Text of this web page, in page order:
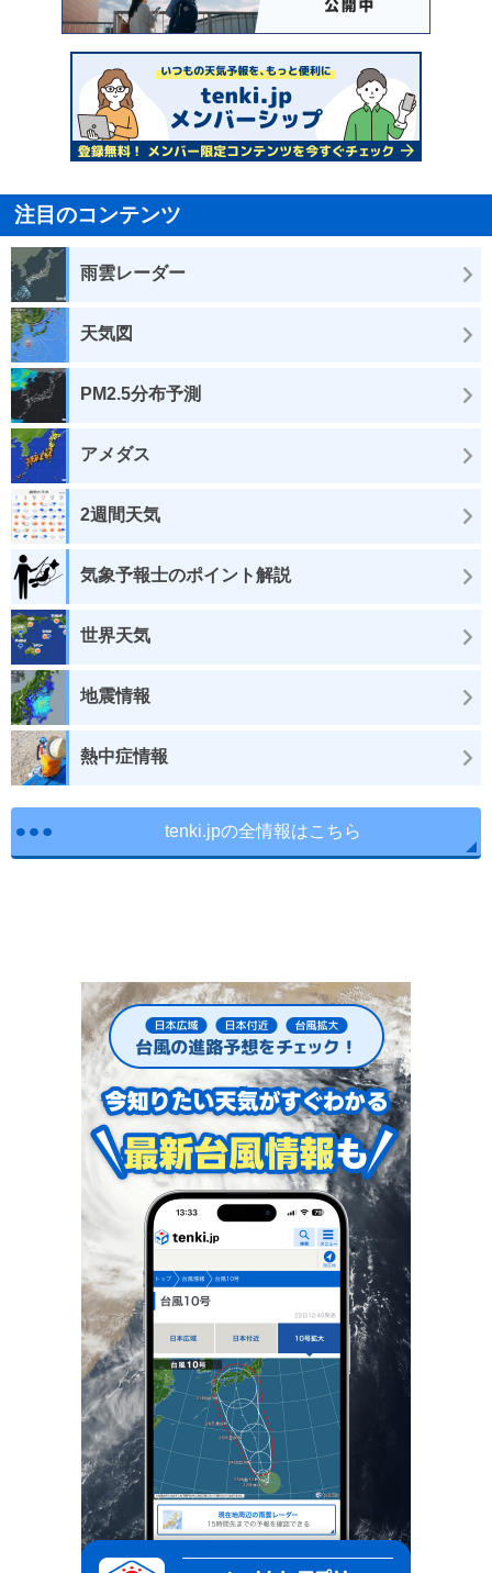
注目のコンテンツ
雨雲レーダー
天気図
PM2.5分布予測
アメダス
2週間天気
気象予報士のポイント解説
世界天気
地震情報
熱中症情報
tenki.jpの全情報はこちら